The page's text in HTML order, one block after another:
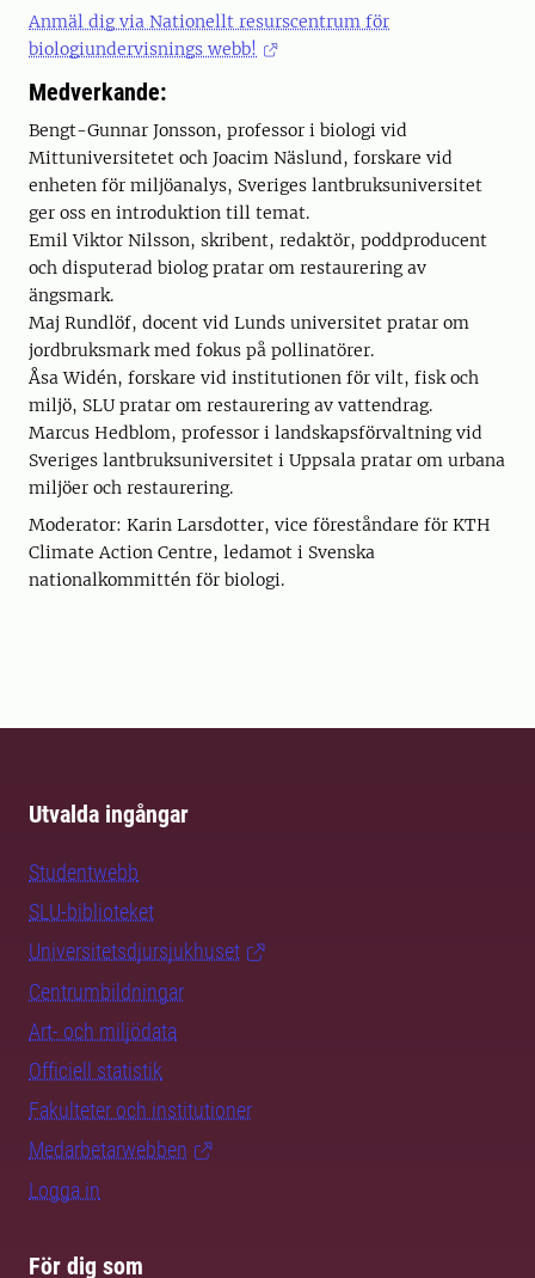
Anmäl dig via Nationellt resurscentrum för
biologiundervisnings webb!
Medverkande:
Bengt-Gunnar Jonsson, professor i biologi vid
Mittuniversitetet och Joacim Näslund, forskare vid
enheten för miljöanalys, Sveriges lantbruksuniversitet
ger oss en introduktion till temat.
Emil Viktor Nilsson, skribent, redaktör, poddproducent
och disputerad biolog pratar om restaurering av
ängsmark.
Maj Rundlöf, docent vid Lunds universitet pratar om
jordbruksmark med fokus på pollinatörer.
Åsa Widén, forskare vid institutionen för vilt, fisk och
miljö, SLU pratar om restaurering av vattendrag.
Marcus Hedblom, professor i landskapsförvaltning vid
Sveriges lantbruksuniversitet i Uppsala pratar om urbana
miljöer och restaurering.
Moderator: Karin Larsdotter, vice föreståndare för KTH
Climate Action Centre, ledamot i Svenska
nationalkommittén för biologi.
Utvalda ingångar
Studentwebb
SLU-biblioteket
Universitetsdjursjukhuset
Centrumbildningar
Art- och miljödata
Officiell statistik
Fakulteter och institutioner
Medarbetarwebben
Logga in
För dig som